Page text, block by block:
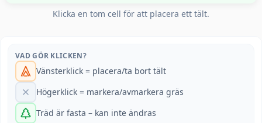
Klicka en tom cell för att placera ett tält.
VAD GÖR KLICKEN?
Vänsterklick = placera/ta bort tält
Högerklick = markera/avmarkera gräs
Träd är fasta – kan inte ändras